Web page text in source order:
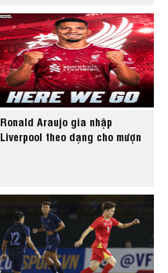
Ronald Araujo gia nhập
Liverpool theo dạng cho mượn